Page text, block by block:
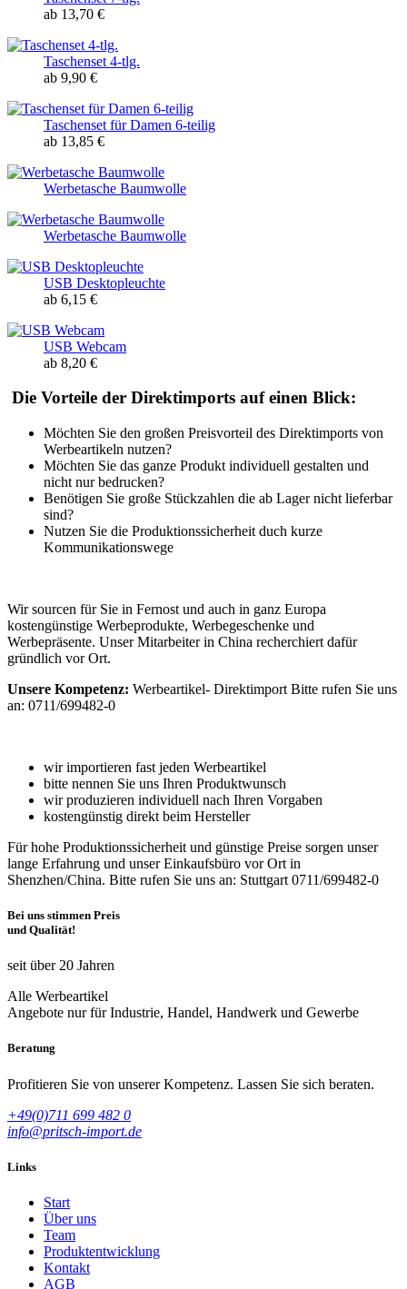
ab 13,70 €
Taschenset 4-tlg.
ab 9,90 €
Taschenset für Damen 6-teilig
ab 13,85 €
Werbetasche Baumwolle
Werbetasche Baumwolle
USB Desktopleuchte
ab 6,15 €
USB Webcam
ab 8,20 €
Die Vorteile der Direktimports auf einen Blick:
Möchten Sie den großen Preisvorteil des Direktimports von
Werbeartikeln nutzen?
Möchten Sie das ganze Produkt individuell gestalten und
nicht nur bedrucken?
Benötigen Sie große Stückzahlen die ab Lager nicht lieferbar
sind?
Nutzen Sie die Produktionssicherheit duch kurze
Kommunikationswege
Wir sourcen für Sie in Fernost und auch in ganz Europa
kostengünstige Werbeprodukte, Werbegeschenke und
Werbepräsente. Unser Mitarbeiter in China recherchiert dafür
gründlich vor Ort.
Unsere Kompetenz: Werbeartikel- Direktimport Bitte rufen Sie uns
an: 0711/699482-0
wir importieren fast jeden Werbeartikel
bitte nennen Sie uns Ihren Produktwunsch
wir produzieren individuell nach Ihren Vorgaben
kostengünstig direkt beim Hersteller
Für hohe Produktionssicherheit und günstige Preise sorgen unser
lange Erfahrung und unser Einkaufsbüro vor Ort in
Shenzhen/China. Bitte rufen Sie uns an: Stuttgart 0711/699482-0
Bei uns stimmen Preis
und Qualität!
seit über 20 Jahren
Alle Werbeartikel
Angebote nur für Industrie, Handel, Handwerk und Gewerbe
Beratung
Profitieren Sie von unserer Kompetenz. Lassen Sie sich beraten.
+49(0)711 699 482 0
info@pritsch-import.de
Links
Start
Über uns
Team
Produktentwicklung
Kontakt
AGB